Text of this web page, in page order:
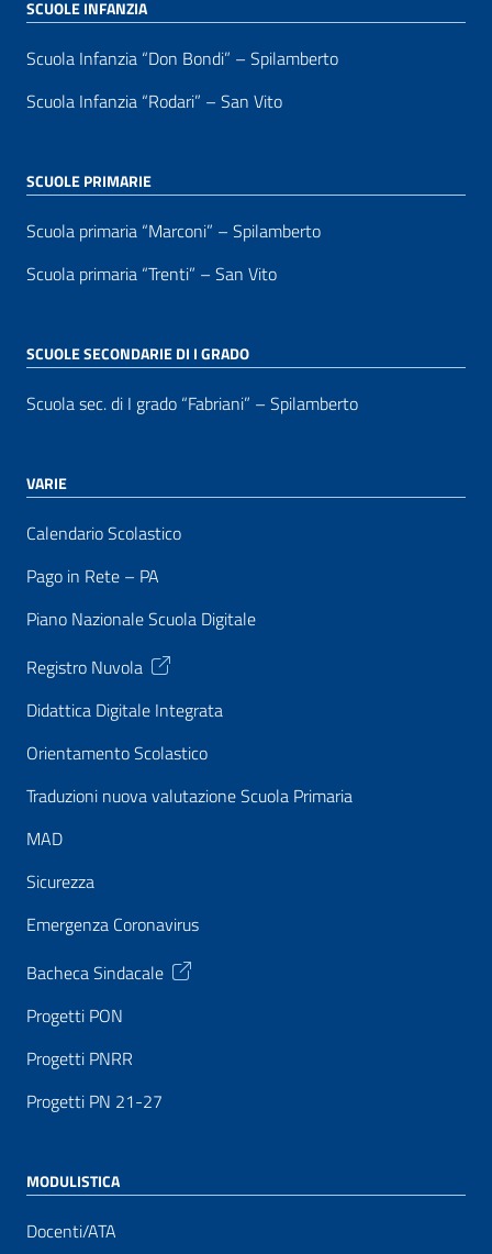
SCUOLE INFANZIA
Scuola Infanzia “Don Bondi” – Spilamberto
Scuola Infanzia “Rodari” – San Vito
SCUOLE PRIMARIE
Scuola primaria “Marconi” – Spilamberto
Scuola primaria “Trenti” – San Vito
SCUOLE SECONDARIE DI I GRADO
Scuola sec. di I grado “Fabriani” – Spilamberto
VARIE
Calendario Scolastico
Pago in Rete – PA
Piano Nazionale Scuola Digitale
Registro Nuvola
Didattica Digitale Integrata
Orientamento Scolastico
Traduzioni nuova valutazione Scuola Primaria
MAD
Sicurezza
Emergenza Coronavirus
Bacheca Sindacale
Progetti PON
Progetti PNRR
Progetti PN 21-27
MODULISTICA
Docenti/ATA